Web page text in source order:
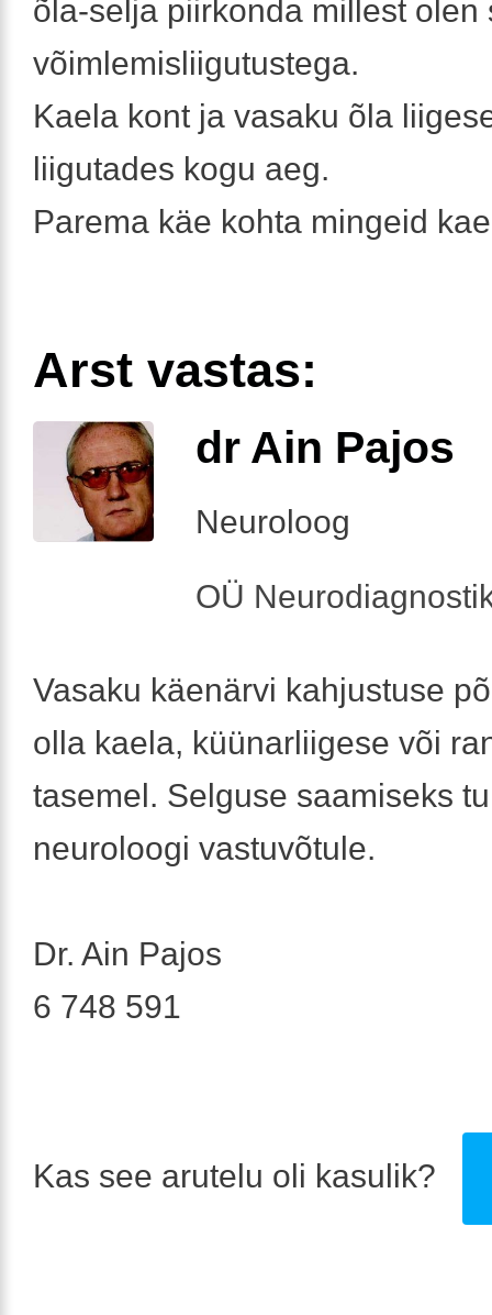
õla-selja piirkonda millest olen
võimlemisliigutustega.
Kaela kont ja vasaku õla
liigutades kogu aeg.
Parema käe kohta mingeid
Arst vastas:
dr Ain Pajos
Neuroloog
OÜ
Vasaku käenärvi kahjustuse
olla kaela, küünarliigese või
tasemel. Selguse saamiseks
neuroloogi vastuvõtule.
Dr. Ain Pajos
6 748 591
Kas see arutelu oli kasulik?